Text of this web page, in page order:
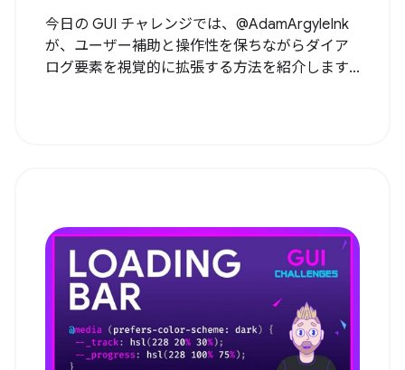
今日の GUI チャレンジでは、@AdamArgyleInk
が、ユーザー補助と操作性を保ちながらダイア
ログ要素を視覚的に拡張する方法を紹介します...